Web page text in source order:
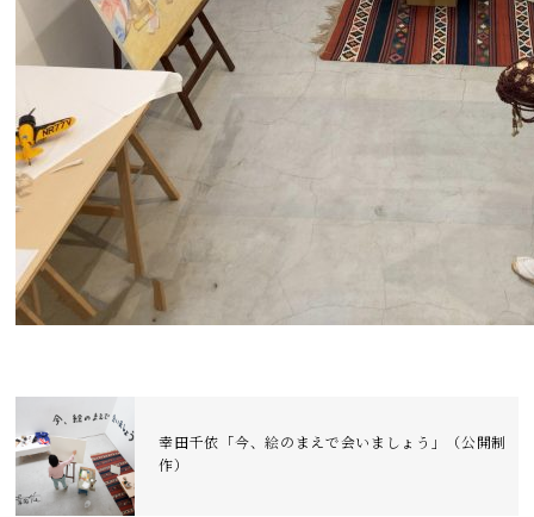
幸田千依「今、絵のまえで会いましょう」（公開制
作）